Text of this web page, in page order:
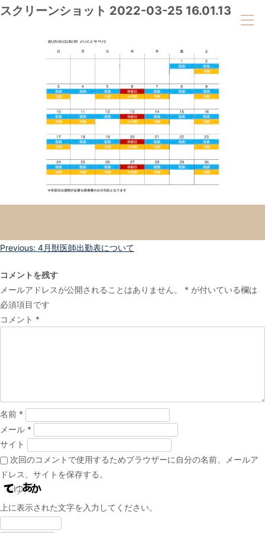
スクリーンショット 2022-03-25 16.01.13
投
ナ
ビ
ゲ
ー
Previous: 4月獣医師出勤表について
コメントを残す
メールアドレスが公開されることはありません。
* が付いている欄は
必須項目です
コメント *
名前 *
メール *
サイト
次回のコメントで使用するためブラウザーに自分の名前、メールア
ドレス、サイトを保存する。
上に表示された文字を入力してください。